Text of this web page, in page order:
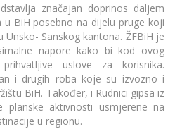
značajan doprinos daljem
BiH posebno na dijelu pruge koji
Sanskog kantona. ŽFBiH je
napore kako bi kod ovog
uslove za korisnika.
i drugih roba koje su izvozno i
BiH. Također, i Rudnici gipsa iz
planske aktivnosti usmjerene na
u regionu.